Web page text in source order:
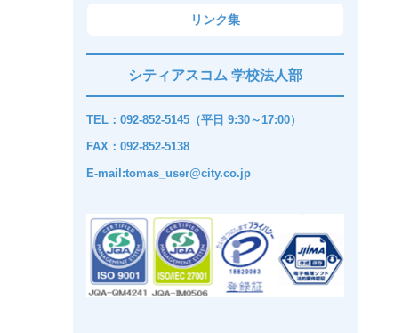
リンク集
シティアスコム 学校法人部
TEL：092-852-5145（平日 9:30～17:00）
FAX：092-852-5138
E-mail:tomas_user@city.co.jp